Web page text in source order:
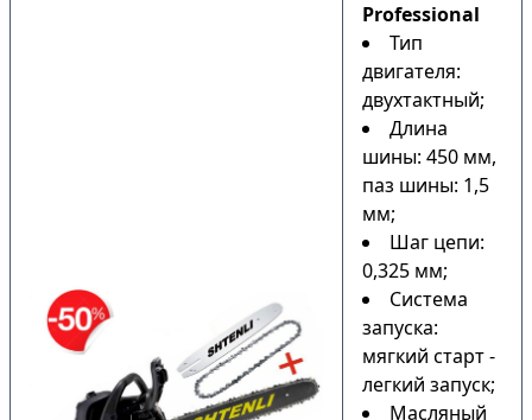
Professional
Тип
двигателя:
двухтактный;
Длина
шины: 450 мм,
паз шины: 1,5
мм;
Шаг цепи:
0,325 мм;
Система
запуска:
мягкий старт -
легкий запуск;
Масляный